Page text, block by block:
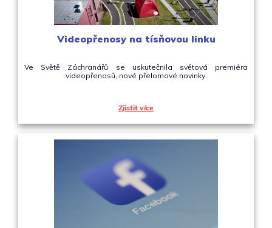
Videopřenosy na tísňovou linku
Ve Světě Záchranářů se uskutečnila světová premiéra
videopřenosů, nové přelomové novinky.
Zjistit více